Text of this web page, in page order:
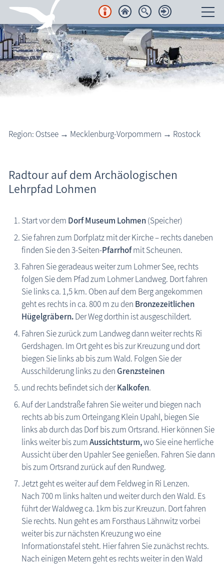
Unterkünfte
Regionales
Urlaubsorte
Freizeit
Veranstaltungen
Blog
Barrierefreiheit im Ostseeurlaub auf Fischland-Darß-Zingst
Urlaub mit Handicap
Region: Ostsee → Mecklenburg-Vorpommern → Rostock
Radtour auf dem Archäologischen
Lehrpfad Lohmen
Start vor dem Dorf Museum Lohmen(Speicher)
Sie fahren zum Dorfplatz mit der Kirche – rechts daneben
finden Sie den 3-Seiten-Pfarrhofmit Scheunen.
Fahren Sie geradeaus weiter zum Lohmer See, rechts
folgen Sie dem Pfad zum Lohmer Landweg. Dort fahren
Sie links ca. 1,5 km. Oben auf dem Berg angekommen
geht es rechts in ca. 800 m zu den Bronzezeitlichen
Hügelgräbern.Der Weg dorthin ist ausgeschildert.
Fahren Sie zurück zum Landweg dann weiter rechts Ri
Gerdshagen. Im Ort geht es bis zur Kreuzung und dort
biegen Sie links ab bis zum Wald. Folgen Sie der
Ausschilderung links zu den Grenzsteinen
und rechts befindet sich derKalkofen.
Auf der Landstraße fahren Sie weiter und biegen nach
rechts ab bis zum Orteingang Klein Upahl, biegen Sie
links ab durch das Dorf bis zum Ortsrand. Hier können Sie
links weiter bis zumAussichtsturm,wo Sie eine herrliche
Aussicht über den Upahler See genießen. Fahren Sie dann
bis zum Ortsrand zurück auf den Rundweg.
Jetzt geht es weiter auf dem Feldweg in Ri Lenzen.
Nach 700 m links halten und weiter durch den Wald. Es
führt der Waldweg ca. 1km bis zur Kreuzun. Dort fahren
Sie rechts. Nun geht es am Forsthaus Lähnwitz vorbei
weiter bis zur nächsten Kreuzung wo eine
Informationstafel steht. Hier fahren Sie zunächst rechts.
Nach einigen Metern geht es rechts weiter in den Wald